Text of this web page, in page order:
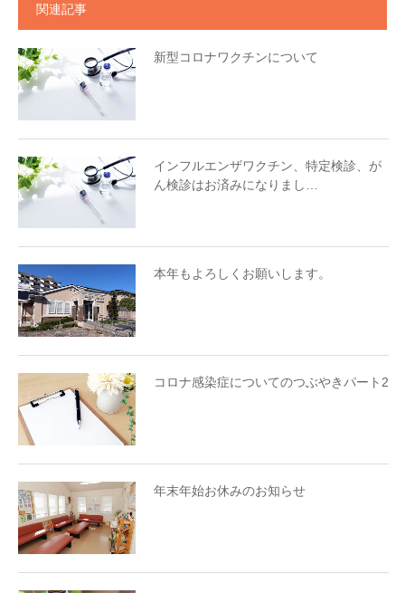
関連記事
新型コロナワクチンについて
インフルエンザワクチン、特定検診、が
ん検診はお済みになりまし…
本年もよろしくお願いします。
コロナ感染症についてのつぶやきパート2
年末年始お休みのお知らせ